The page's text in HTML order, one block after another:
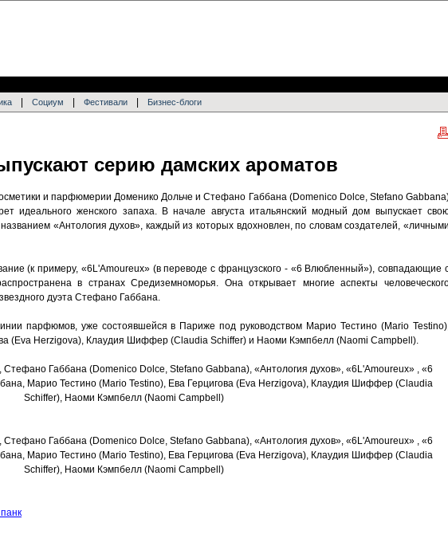
Социум Фестивали Бизнес-блоги
серию дамских ароматов
и парфюмерии Доменико Дольче и Стефано Габбана (Domenico Dolce, Stefano
идеального женского запаха. В начале августа итальянский модный дом выпускает
«Антология духов», каждый из которых вдохновлен, по словам создателей, «личными
(к примеру, «6L'Amoureux» (в переводе с французского - «6 Влюбленный»), совпадающие
в странах Средиземноморья. Она открывает многие аспекты
дуэта Стефано Габбана.
парфюмов, уже состоявшейся в Париже под руководством Марио Тестино (Mario
(Eva Herzigova), Клаудия Шиффер (Claudia Schiffer) и Наоми Кэмпбелл (Naomi Campbell).